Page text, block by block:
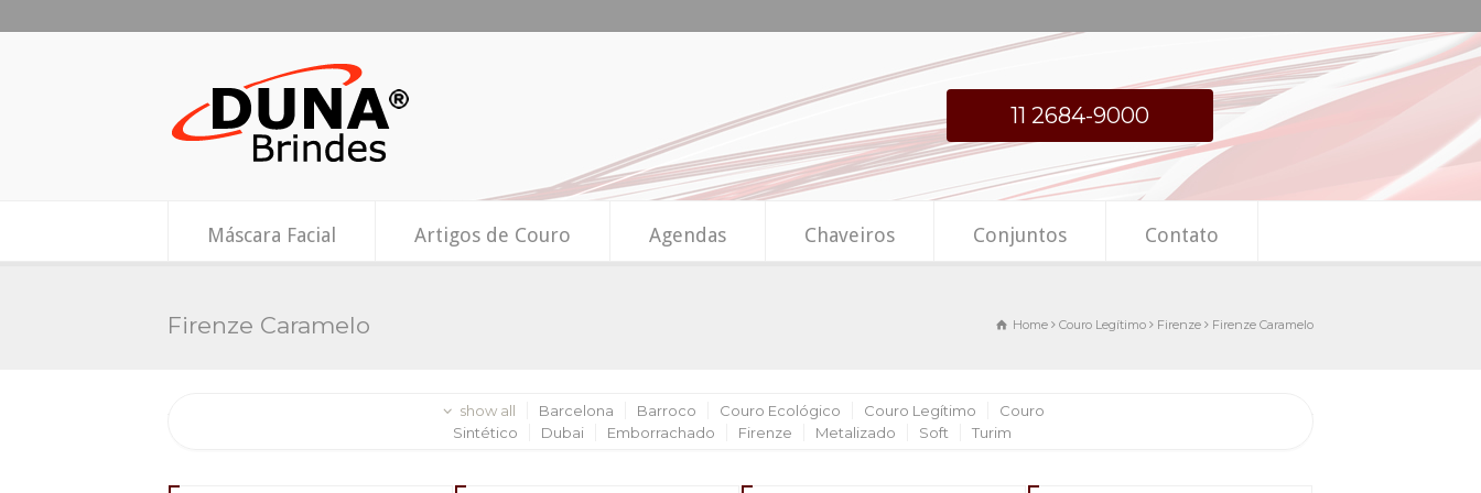
11 2684-9000
Máscara Facial Artigos de Couro Agendas Chaveiros Conjuntos Contato
Firenze Caramelo Home Couro Legítimo Firenze Firenze Caramelo
show all Barcelona Barroco Couro Ecológico Couro Legítimo
Couro
Sintético
Dubai Emborrachado Firenze Metalizado Soft Turim